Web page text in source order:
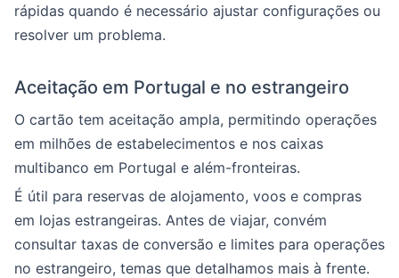
rápidas quando é necessário ajustar configurações ou
resolver um problema.
Aceitação em Portugal e no estrangeiro
O cartão tem aceitação ampla, permitindo operações
em milhões de estabelecimentos e nos caixas
multibanco em Portugal e além-fronteiras.
É útil para reservas de alojamento, voos e compras
em lojas estrangeiras. Antes de viajar, convém
consultar taxas de conversão e limites para operações
no estrangeiro, temas que detalhamos mais à frente.